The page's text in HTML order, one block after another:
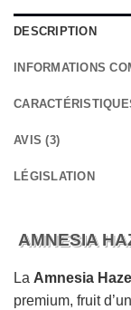
DESCRIPTION
INFORMATIONS
AVIS (3)
LÉGISLATION
AMNESIA
La Amnesia Haze
premium, fruit